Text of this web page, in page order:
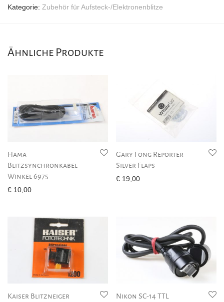
Kategorie: Zubehör für Aufsteck-/Elektronenblitze
Ähnliche Produkte
Hama
Blitzsynchronkabel
Winkel 6975
€ 10,00
Gary Fong Reporter
Silver Flaps
€ 19,00
Kaiser Blitzneiger
Nikon SC-14 TTL